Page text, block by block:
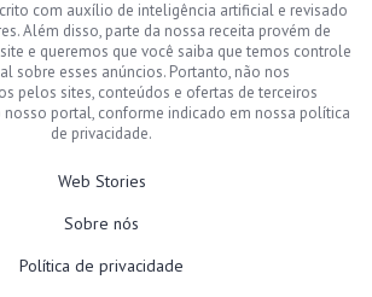
com auxílio de inteligência artificial e revisado
Além disso, parte da nossa receita provém de
e queremos que você saiba que temos controle
sobre esses anúncios. Portanto, não nos
pelos sites, conteúdos e ofertas de terceiros
nosso portal, conforme indicado em nossa política
de privacidade.
Web Stories
Sobre nós
Política de privacidade